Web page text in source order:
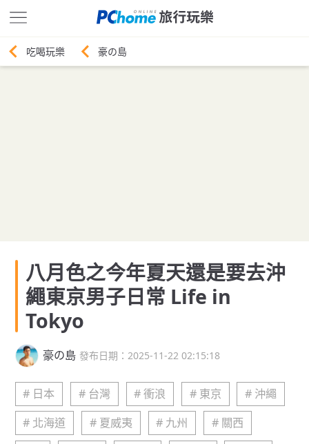
豪の島
八月色之今年夏天還是要去沖
繩東京男子日常 Life in
Tokyo
豪の島 發布日期：2025-11-22 02:15:18
# 日本 # 台灣 # 衝浪 # 東京
# 沖繩
# 北海道
# 夏威夷 # 九州
# 關西